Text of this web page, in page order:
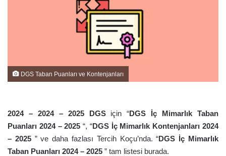
DGS Taban Puanları ve Kontenjanları
2024 – 2024 – 2025DGSiçin “DGS İç Mimarlık Taban
Puanları 2024 – 2025 “, “DGS İç Mimarlık Kontenjanları 2024
– 2025 ” ve daha fazlası Tercih Koçu’nda. “DGS İç Mimarlık
Taban Puanları 2024 – 2025 ” tam listesi burada.